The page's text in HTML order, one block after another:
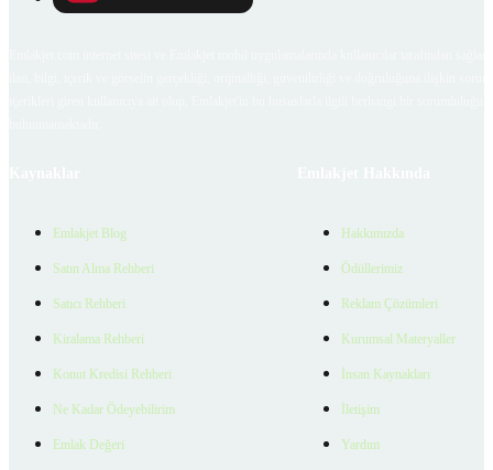
Emlakjet Blog
Satın Alma Rehberi
Satıcı Rehberi
Kiralama Rehberi
Konut Kredisi Rehberi
Ne Kadar Ödeyebilirim
Emlak Değeri
Hakkımızda
Ödüllerimiz
Reklam Çözümleri
Kurumsal Materyaller
İnsan Kaynakları
İletişim
Yardım